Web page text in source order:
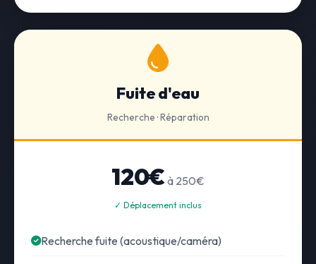
Fuite d'eau
Recherche · Réparation
120€ à 250€
✓ Déplacement inclus
Recherche fuite (acoustique/caméra)